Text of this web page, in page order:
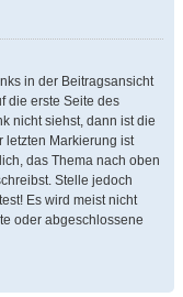
in der Beitragsansicht
die erste Seite des
nicht siehst, dann ist die
letzten Markierung ist
das Thema nach oben
Stelle jedoch
Es wird meist nicht
oder abgeschlossene